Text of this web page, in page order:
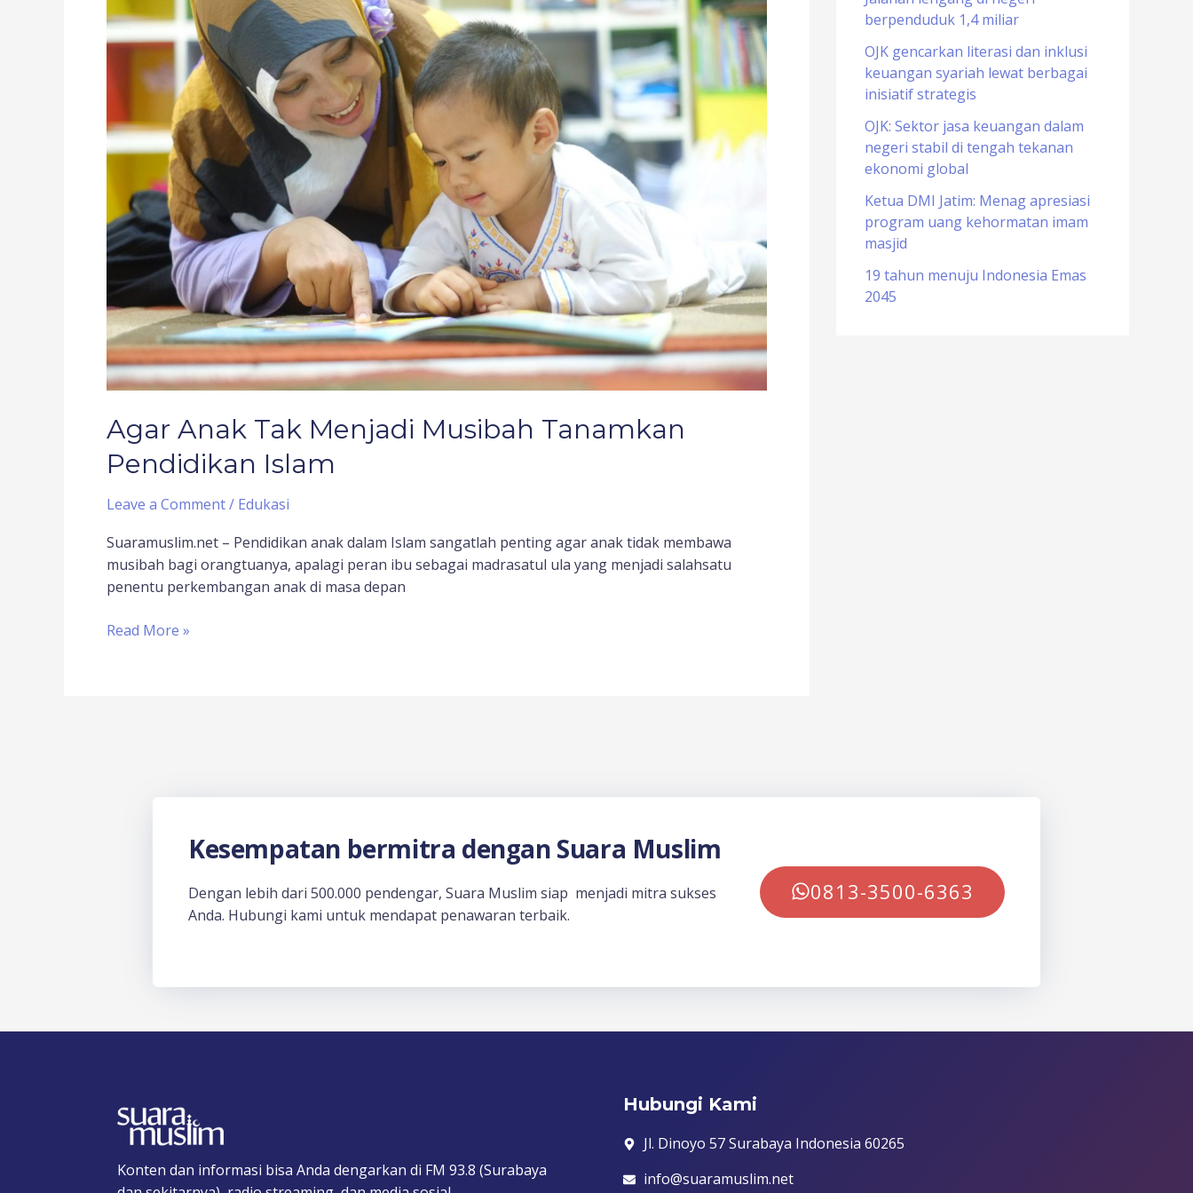
Agar Anak Tak Menjadi Musibah Tanamkan
Pendidikan Islam
Leave a Comment/ Edukasi
Suaramuslim.net – Pendidikan anak dalam Islam sangatlah penting agar anak tidak membawa
musibah bagi orangtuanya, apalagi peran ibu sebagai madrasatul ula yang menjadi salahsatu
penentu perkembangan anak di masa depan
Menjadi
Musibah
Tanamkan
Pendidikan
Read More »
o
r
:
berpenduduk 1,4 miliar
OJK gencarkan literasi dan inklusi
keuangan syariah lewat berbagai
inisiatif strategis
OJK: Sektor jasa keuangan dalam
negeri stabil di tengah tekanan
ekonomi global
Ketua DMI Jatim: Menag apresiasi
program uang kehormatan imam
masjid
19 tahun menuju Indonesia Emas
2045
Kesempatan bermitra dengan Suara Muslim
Dengan lebih dari 500.000 pendengar, Suara Muslim siap menjadi mitra sukses
Anda. Hubungi kami untuk mendapat penawaran terbaik.
0813-3500-6363
Konten dan informasi bisa Anda dengarkan di FM 93.8 (Surabaya
Hubungi Kami
Jl. Dinoyo 57 Surabaya Indonesia 60265
info@suaramuslim.net